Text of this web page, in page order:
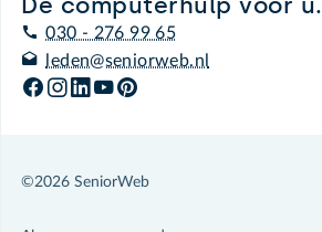
030 - 276 99 65
leden@seniorweb.nl
©2026 SeniorWeb